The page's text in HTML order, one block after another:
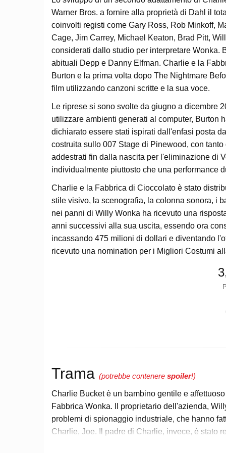
Warner Bros. a fornire alla proprietà di Dahl il
coinvolti registi come Gary Ross, Rob Minkoff,
Cage, Jim Carrey, Michael Keaton, Brad Pitt,
considerati dallo studio per interpretare Wonka.
abituali Depp e Danny Elfman. Charlie e la
Burton e la prima volta dopo The Nightmare
film utilizzando canzoni scritte e la sua voce.
Le riprese si sono svolte da giugno a dicembre
utilizzare ambienti generati al computer, Burton
dichiarato essere stati ispirati dall'enfasi posta
costruita sullo 007 Stage di Pinewood, con
addestrati fin dalla nascita per l'eliminazione di
individualmente piuttosto che una performance
Charlie e la Fabbrica di Cioccolato è stato
stile visivo, la scenografia, la colonna sonora, i
nei panni di Willy Wonka ha ricevuto una
anni successivi alla sua uscita, essendo ora
incassando 475 milioni di dollari e diventando
ricevuto una nomination per i Migliori Costumi
Trama (potrebbe contenere spoiler!)
Charlie Bucket è un bambino gentile e
Fabbrica Wonka. Il proprietario dell'azienda,
problemi di spionaggio industriale, che hanno
Charlie, Joe. Il padre di Charlie, invece, è stato